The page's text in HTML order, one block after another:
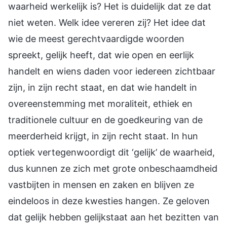
waarheid werkelijk is? Het is duidelijk dat ze dat
niet weten. Welk idee vereren zij? Het idee dat
wie de meest gerechtvaardigde woorden
spreekt, gelijk heeft, dat wie open en eerlijk
handelt en wiens daden voor iedereen zichtbaar
zijn, in zijn recht staat, en dat wie handelt in
overeenstemming met moraliteit, ethiek en
traditionele cultuur en de goedkeuring van de
meerderheid krijgt, in zijn recht staat. In hun
optiek vertegenwoordigt dit ‘gelijk’ de waarheid,
dus kunnen ze zich met grote onbeschaamdheid
vastbijten in mensen en zaken en blijven ze
eindeloos in deze kwesties hangen. Ze geloven
dat gelijk hebben gelijkstaat aan het bezitten van